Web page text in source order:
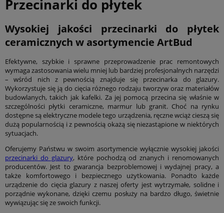
Przecinarki do płytek
Wysokiej jakości przecinarki do płytek
ceramicznych w asortymencie ArtBud
Efektywne, szybkie i sprawne przeprowadzenie prac remontowych
wymaga zastosowania wielu mniej lub bardziej profesjonalnych narzędzi
– wśród nich z pewnością znajduje się przecinarka do glazury.
Wykorzystuje się ją do cięcia różnego rodzaju tworzyw oraz materiałów
budowlanych, takich jak kafelki. Za jej pomocą przecina się właśnie w
szczególności płytki ceramiczne, marmur lub granit. Choć na rynku
dostępne są elektryczne modele tego urządzenia, ręczne wciąż cieszą się
dużą popularnością i z pewnością okażą się niezastąpione w niektórych
sytuacjach.
Oferujemy Państwu w swoim asortymencie wyłącznie wysokiej jakości
przecinarki do glazury, które pochodzą od znanych i renomowanych
producentów. Jest to gwarancja bezproblemowej i wydajnej pracy, a
także komfortowego i bezpiecznego użytkowania. Ponadto każde
urządzenie do cięcia glazury z naszej oferty jest wytrzymałe, solidne i
porządnie wykonane, dzięki czemu posłuży na bardzo długo, świetnie
wywiązując się ze swoich funkcji.